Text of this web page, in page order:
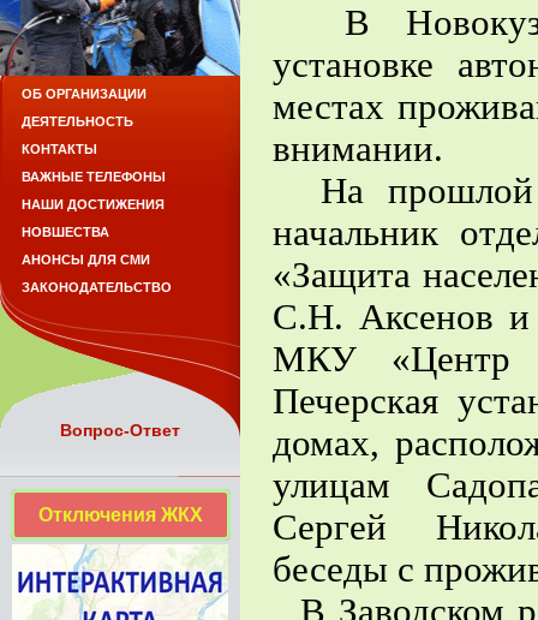
В
установке
местах
внимании.
На прошлой
начальник
«Защита
С.Н. Аксенов и
МКУ «Центр
Печерская
домах,
улицам
Сергей
беседы с
В Заводском
ОБ ОРГАНИЗАЦИИ
ДЕЯТЕЛЬНОСТЬ
КОНТАКТЫ
ВАЖНЫЕ ТЕЛЕФОНЫ
НАШИ ДОСТИЖЕНИЯ
НОВШЕСТВА
АНОНСЫ ДЛЯ СМИ
ЗАКОНОДАТЕЛЬСТВО
Вопрос-Ответ
Отключения ЖКХ